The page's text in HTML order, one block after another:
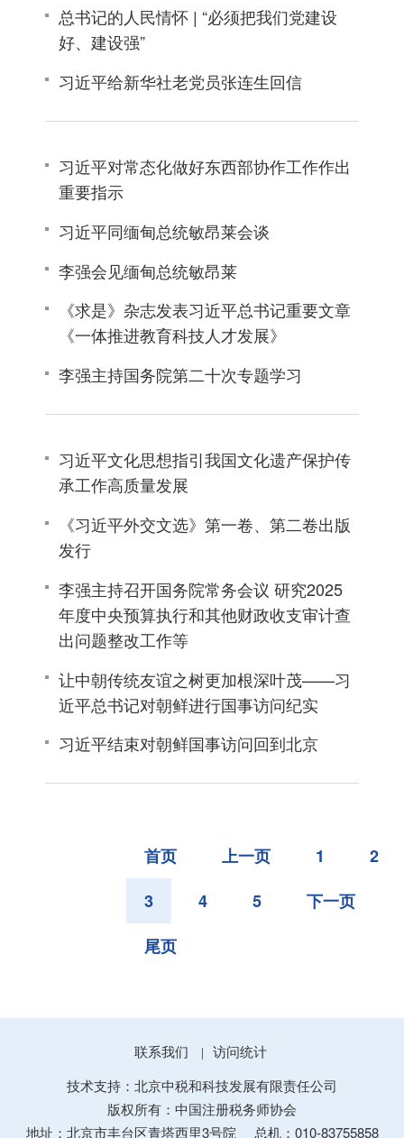
总书记的人民情怀 | “必须把我们党建设
好、建设强”
习近平给新华社老党员张连生回信
习近平对常态化做好东西部协作工作作出
重要指示
习近平同缅甸总统敏昂莱会谈
李强会见缅甸总统敏昂莱
《求是》杂志发表习近平总书记重要文章
《一体推进教育科技人才发展》
李强主持国务院第二十次专题学习
习近平文化思想指引我国文化遗产保护传
承工作高质量发展
《习近平外交文选》第一卷、第二卷出版
发行
李强主持召开国务院常务会议 研究2025
年度中央预算执行和其他财政收支审计查
出问题整改工作等
让中朝传统友谊之树更加根深叶茂——习
近平总书记对朝鲜进行国事访问纪实
习近平结束对朝鲜国事访问回到北京
首页 上一页 1
2
3
4 5
下一页
尾页
联系我们 |
访问统计
技术支持：北京中税和科技发展有限责任公司
版权所有：中国注册税务师协会
地址：北京市丰台区青塔西里3号院
总机：010-83755858